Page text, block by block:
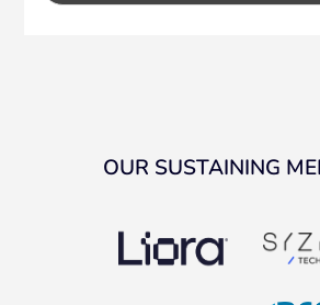
OUR SUSTAINING